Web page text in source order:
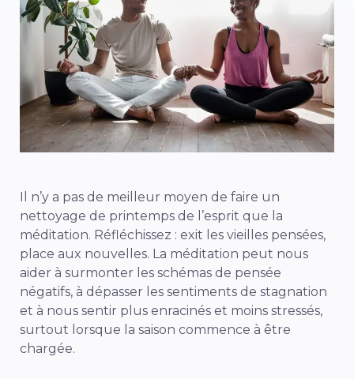
Il n’y a pas de meilleur moyen de faire un
nettoyage de printemps de l’esprit que la
méditation. Réfléchissez : exit les vieilles pensées,
place aux nouvelles. La méditation peut nous
aider à surmonter les schémas de pensée
négatifs, à dépasser les sentiments de stagnation
et à nous sentir plus enracinés et moins stressés,
surtout lorsque la saison commence à être
chargée.